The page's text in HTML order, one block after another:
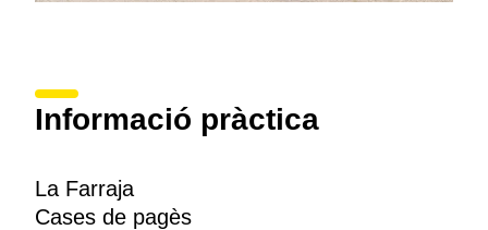
Informació pràctica
La Farraja
Cases de pagès